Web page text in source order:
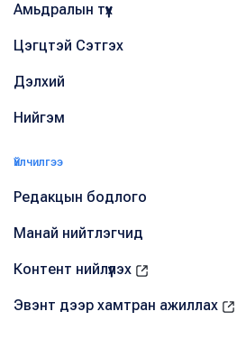
Амьдралын түүх
Цэгцтэй Сэтгэх
Дэлхий
Нийгэм
Үйлчилгээ
Редакцын бодлого
Манай нийтлэгчид
Контент нийлүүлэх
Эвэнт дээр хамтран ажиллах